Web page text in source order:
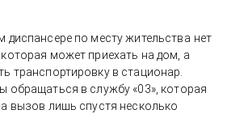
диспансере по месту жительства нет
может приехать на дом, а
транспортировку в стационар.
обращаться в службу «03», которая
вызов лишь спустя несколько